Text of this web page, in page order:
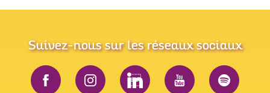
Suivez-nous sur les réseaux sociaux